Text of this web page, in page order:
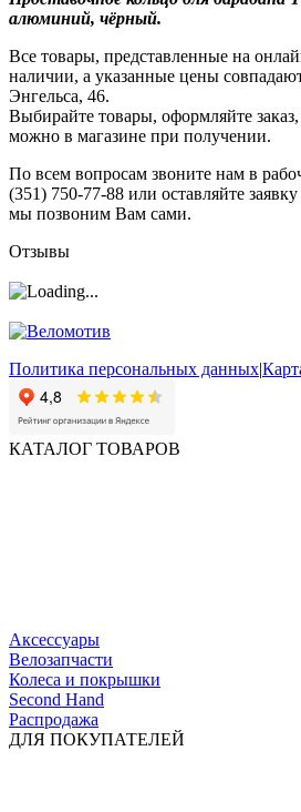
алюминий, чёрный.
Все товары, представленные на
наличии, а указанные цены
Энгельса, 46.
Выбирайте товары, оформляйте
можно в магазине при получении.
По всем вопросам звоните нам в
(351) 750-77-88 или оставляйте
мы позвоним Вам сами.
Отзывы
Политика персональных данных|
КАТАЛОГ ТОВАРОВ
Аксессуары
Велозапчасти
Колеса и покрышки
Second Hand
Распродажа
ДЛЯ ПОКУПАТЕЛЕЙ